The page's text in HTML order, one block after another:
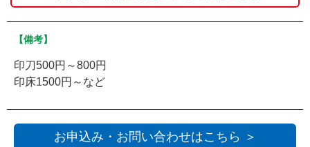
【備考】
印刀500円～800円
印床1500円～など
お申込み・お問い合わせはこちら ＞